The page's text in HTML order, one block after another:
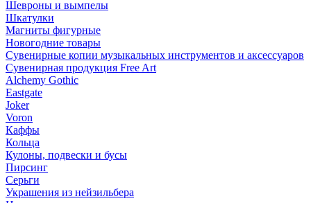
Шевроны и вымпелы
Шкатулки
Магниты фигурные
Новогодние товары
Сувенирные копии музыкальных инструментов и аксессуаров
Сувенирная продукция Free Art
Alchemy Gothic
Eastgate
Joker
Voron
Каффы
Кольца
Кулоны, подвески и бусы
Пирсинг
Серьги
Украшения из нейзильбера